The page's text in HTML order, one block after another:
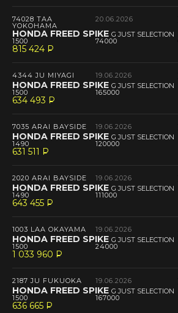
74028 TAA
YOKOHAMA
20.06.2026
HONDA FREED SPIKE G JUST SELECTION
1500 74000
815 424 P
--
4344 JU MIYAGI 19.06.2026
HONDA FREED SPIKE G JUST SELECTION
1500 165000
634 493 P
--
7035 ARAI BAYSIDE 19.06.2026
HONDA FREED SPIKE G JUST SELECTION
1490 120000
631 511 P
--
2020 ARAI BAYSIDE 19.06.2026
HONDA FREED SPIKE G JUST SELECTION
1490 111000
643 455 P
--
1003 LAA OKAYAMA 19.06.2026
HONDA FREED SPIKE G JUST SELECTION
1500 24000
1 033 960 P
--
2187 JU FUKUOKA 19.06.2026
HONDA FREED SPIKE G JUST SELECTION
1500 167000
636 665 P
--